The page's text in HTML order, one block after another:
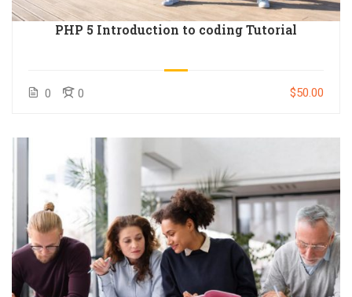
PHP 5 Introduction to coding Tutorial
0 0 $50.00